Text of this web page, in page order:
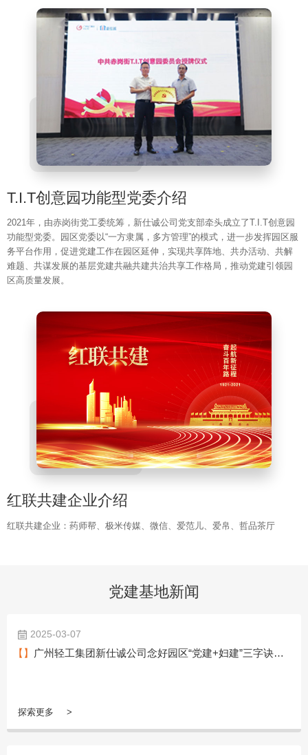
T.I.T创意园功能型党委介绍
2021年，由赤岗街党工委统筹，新仕诚公司党支部牵头成立了T.I.T创意园
功能型党委。园区党委以“一方隶属，多方管理”的模式，进一步发挥园区服
务平台作用，促进党建工作在园区延伸，实现共享阵地、共办活动、共解
难题、共谋发展的基层党建共融共建共治共享工作格局，推动党建引领园
区高质量发展。
红联共建企业介绍
红联共建企业：药师帮、极米传媒、微信、爱范儿、爱帛、哲品茶厅
党建基地新闻
2025-03-07
【】 广州轻工集团新仕诚公司念好园区“党建+妇建”三字诀，引领巾帼谱新篇
探索更多